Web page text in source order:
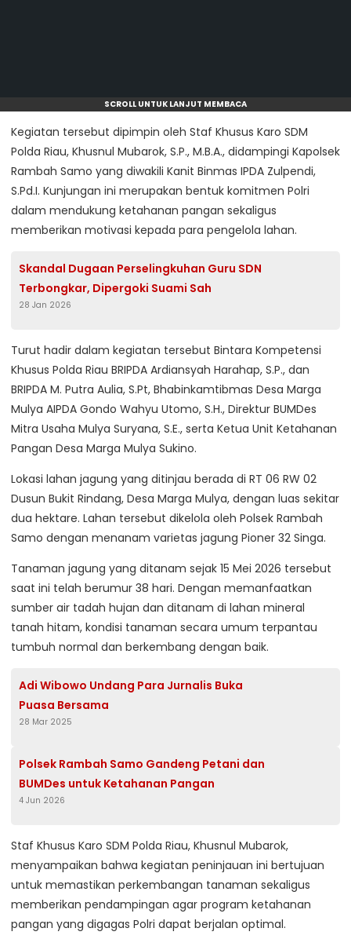
SCROLL UNTUK LANJUT MEMBACA
Kegiatan tersebut dipimpin oleh Staf Khusus Karo SDM
Polda Riau, Khusnul Mubarok, S.P., M.B.A., didampingi Kapolsek
Rambah Samo yang diwakili Kanit Binmas IPDA Zulpendi,
S.Pd.I. Kunjungan ini merupakan bentuk komitmen Polri
dalam mendukung ketahanan pangan sekaligus
memberikan motivasi kepada para pengelola lahan.
Skandal Dugaan Perselingkuhan Guru SDN
Terbongkar, Dipergoki Suami Sah
28 Jan 2026
Turut hadir dalam kegiatan tersebut Bintara Kompetensi
Khusus Polda Riau BRIPDA Ardiansyah Harahap, S.P., dan
BRIPDA M. Putra Aulia, S.Pt, Bhabinkamtibmas Desa Marga
Mulya AIPDA Gondo Wahyu Utomo, S.H., Direktur BUMDes
Mitra Usaha Mulya Suryana, S.E., serta Ketua Unit Ketahanan
Pangan Desa Marga Mulya Sukino.
Lokasi lahan jagung yang ditinjau berada di RT 06 RW 02
Dusun Bukit Rindang, Desa Marga Mulya, dengan luas sekitar
dua hektare. Lahan tersebut dikelola oleh Polsek Rambah
Samo dengan menanam varietas jagung Pioner 32 Singa.
Tanaman jagung yang ditanam sejak 15 Mei 2026 tersebut
saat ini telah berumur 38 hari. Dengan memanfaatkan
sumber air tadah hujan dan ditanam di lahan mineral
tanah hitam, kondisi tanaman secara umum terpantau
tumbuh normal dan berkembang dengan baik.
Adi Wibowo Undang Para Jurnalis Buka
Puasa Bersama
28 Mar 2025
Polsek Rambah Samo Gandeng Petani dan
BUMDes untuk Ketahanan Pangan
4 Jun 2026
Staf Khusus Karo SDM Polda Riau, Khusnul Mubarok,
menyampaikan bahwa kegiatan peninjauan ini bertujuan
untuk memastikan perkembangan tanaman sekaligus
memberikan pendampingan agar program ketahanan
pangan yang digagas Polri dapat berjalan optimal.